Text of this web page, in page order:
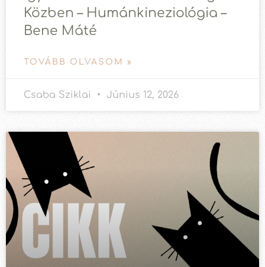
Közben – Humánkineziológia –
Bene Máté
TOVÁBB OLVASOM »
Csaba Sziklai Június 12, 2026